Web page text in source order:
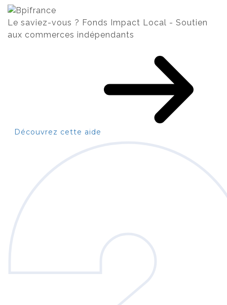
Le saviez-vous ? Fonds Impact Local - Soutien
aux commerces indépendants
Découvrez cette aide